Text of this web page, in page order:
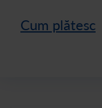
Cum plătesc